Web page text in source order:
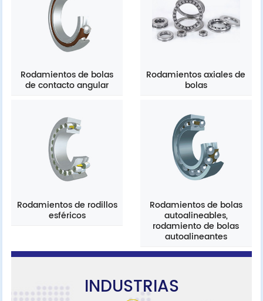
Rodamientos de bolas
de contacto angular
Rodamientos axiales de
bolas
Rodamientos de rodillos
esféricos
Rodamientos de bolas
autoalineables,
rodamiento de bolas
autoalineantes
INDUSTRIAS